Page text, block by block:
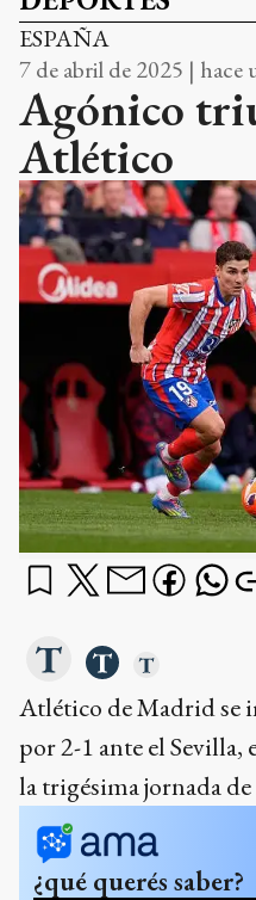
ESPAÑA
7 de abril de 2025 | hace
Agónico
Atlético
Atlético de Madrid se
por 2-1 ante el
la trigésima jornada de
¿qué querés saber?